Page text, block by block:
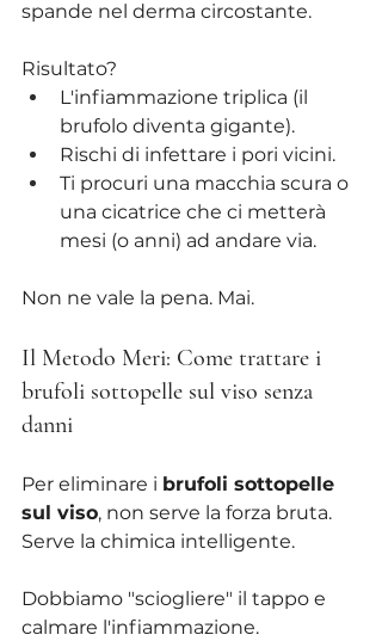
spande nel derma circostante.
Risultato?
L'infiammazione triplica (il
brufolo diventa gigante).
Rischi di infettare i pori vicini.
Ti procuri una macchia scura o
una cicatrice che ci metterà
mesi (o anni) ad andare via.
Non ne vale la pena. Mai.
Il Metodo Meri: Come trattare i
brufoli sottopelle sul viso senza
danni
Per eliminare i brufoli sottopelle
sul viso, non serve la forza bruta.
Serve la chimica intelligente.
Dobbiamo "sciogliere" il tappo e
calmare l'infiammazione.